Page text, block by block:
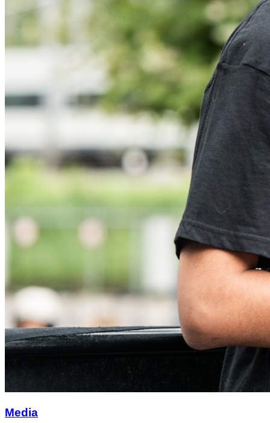
Media